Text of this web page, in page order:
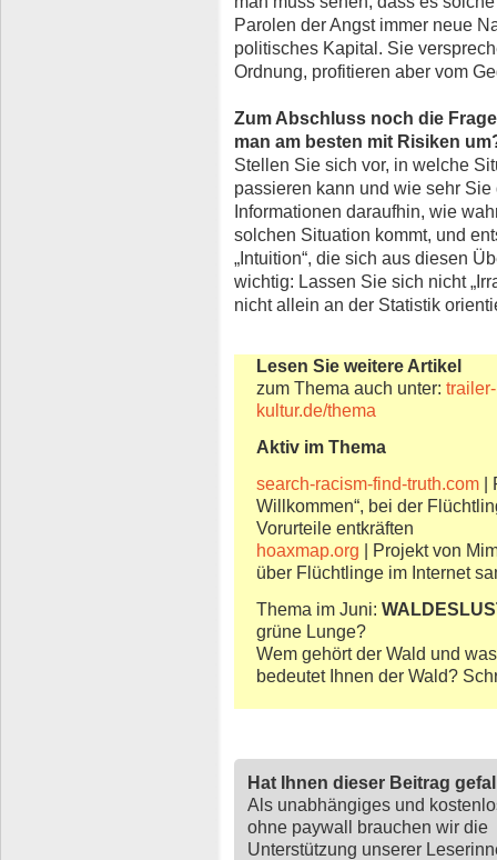
Parolen der Angst immer neue
politisches Kapital. Sie
Ordnung, profitieren aber vom
Zum Abschluss noch die
man am besten mit Risiken
Stellen Sie sich vor, in welche
passieren kann und wie sehr
Informationen daraufhin, wie
solchen Situation kommt, und
„Intuition“, die sich aus diesen
wichtig: Lassen Sie sich nicht
nicht allein an der Statistik
Lesen Sie weitere Artikel
zum Thema auch unter:
kultur.de/thema
Aktiv im Thema
search-racism-find-truth.com |
Willkommen“, bei der
Vorurteile entkräften
hoaxmap.org | Projekt von
über Flüchtlinge im Internet
Thema im Juni:
grüne Lunge?
Wem gehört der Wald und
bedeutet Ihnen der Wald?
Hat Ihnen dieser Beitrag
Als unabhängiges und
ohne paywall brauchen wir die
Unterstützung unserer